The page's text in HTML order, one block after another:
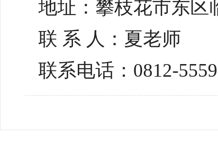
地址：攀枝花市东区
联 系 人：夏老师
联系电话： 0812-